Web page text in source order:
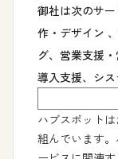
御社は次のサ
作・デザイン
グ、営業支援
導入支援、シ
ハブスポット
組んでいます